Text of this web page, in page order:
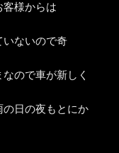
様からは
いないので奇
ので車が新しく
の日の夜もとにか